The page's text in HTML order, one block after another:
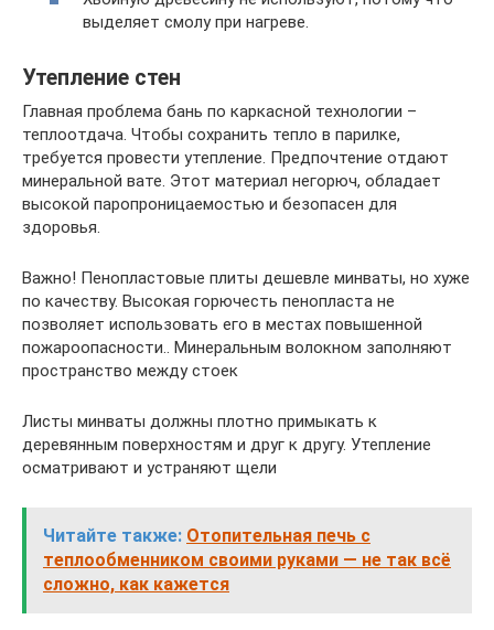
выделяет смолу при нагреве.
Утепление стен
Главная проблема бань по каркасной технологии –
теплоотдача. Чтобы сохранить тепло в парилке,
требуется провести утепление. Предпочтение отдают
минеральной вате. Этот материал негорюч, обладает
высокой паропроницаемостью и безопасен для
здоровья.
Важно! Пенопластовые плиты дешевле минваты, но хуже
по качеству. Высокая горючесть пенопласта не
позволяет использовать его в местах повышенной
пожароопасности.. Минеральным волокном заполняют
пространство между стоек
Листы минваты должны плотно примыкать к
деревянным поверхностям и друг к другу. Утепление
осматривают и устраняют щели
Читайте также: Отопительная печь с
теплообменником своими руками — не так всё
сложно, как кажется